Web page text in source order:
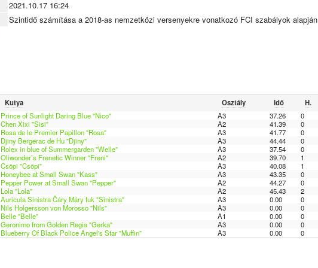
2021.10.17 16:24
Szintidő számítása a 2018-as nemzetközi versenyekre vonatkozó FCI szabályok alapján
Kutya Osztály Idő H.
Prince of Sunlight Daring Blue "Nico" A3 37.26 0
Chen Xixi "Sisi" A2 41.39 0
Rosa de le Premier Papillon "Rosa" A3 41.77 0
Djiny Bergerac de Hu "Djiny" A3 44.44 0
Rolex in blue of Summergarden "Welle" A3 37.54 0
Oliwonder’s Frenetic Winner "Freni" A2 39.70 1
Csöpi "Csöpi" A3 40.08 1
Honeybee at Small Swan "Kass" A3 43.35 0
Pepper Power at Small Swan "Pepper" A2 44.27 0
Lola "Lola" A2 45.43 2
Auricula Sinistra Čáry Máry fuk "Sinistra" A3 0.00 0
Nils Holgersson von Morosso "Nils" A3 0.00 0
Belle "Belle" A1 0.00 0
Geronimo from Golden Regia "Gerka" A3 0.00 0
Blueberry Of Black Police Angel's Star "Muffin" A3 0.00 0